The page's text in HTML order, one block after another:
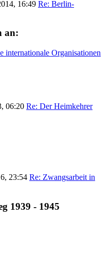
16:49 Re: Berlin-
an:
internationale Organisationen
06:20 Re: Der Heimkehrer
23:54 Re: Zwangsarbeit in
1939 - 1945